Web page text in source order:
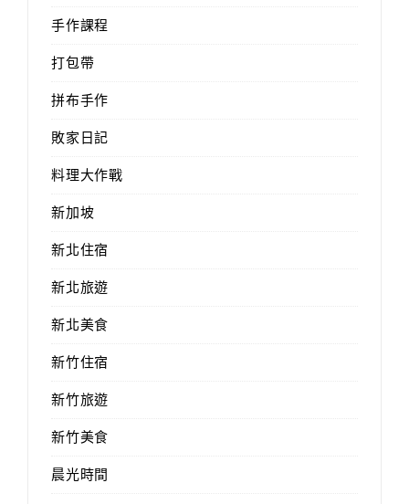
手作課程
打包帶
拼布手作
敗家日記
料理大作戰
新加坡
新北住宿
新北旅遊
新北美食
新竹住宿
新竹旅遊
新竹美食
晨光時間